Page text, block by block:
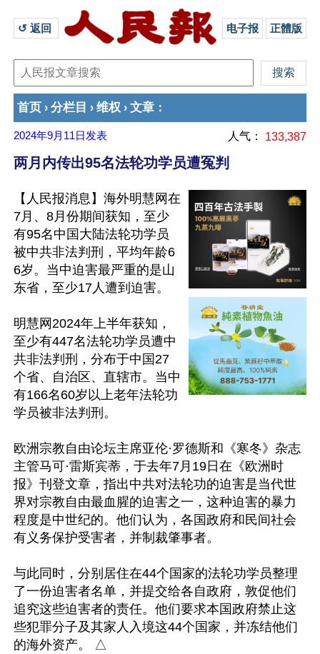
↺ 返回 电子报 正體版
首页 › 分栏目 › 维权 › 文章 ：
2024年9月11日 发表 人气： 133,387
两月内传出95名法轮功学员遭冤判
【人民报消息】海外明慧网在
7月、8月份期间获知，至少
有95名中国大陆法轮功学员
被中共非法判刑，平均年龄6
6岁。当中迫害最严重的是山
东省，至少17人遭到迫害。
明慧网2024年上半年获知，
至少有447名法轮功学员遭中
共非法判刑，分布于中国27
个省、自治区、直辖市。当中
有166名60岁以上老年法轮功
学员被非法判刑。
欧洲宗教自由论坛主席亚伦·罗德斯和《寒冬》杂志
主管马可·雷斯宾蒂，于去年7月19日在《欧洲时
报》刊登文章，指出中共对法轮功的迫害是当代世
界对宗教自由最血腥的迫害之一，这种迫害的暴力
程度是中世纪的。他们认为，各国政府和民间社会
有义务保护受害者，并制裁肇事者。
与此同时，分别居住在44个国家的法轮功学员整理
了一份迫害者名单，并提交给各自政府，敦促他们
追究这些迫害者的责任。他们要求本国政府禁止这
些犯罪分子及其家人入境这44个国家，并冻结他们